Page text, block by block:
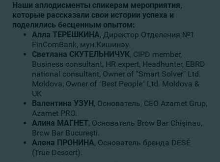
Наши аплодисменты спикерам мероприятия,
которые рассказали свои истории успеха и
поделились бесценным опытом:
Алла ТЕРЕШКИНА, Директор Отделения №1
FinComBank, мун.Кишинэу.
Светлана СКУТЕЛЬНИЧУК, CIPD member,
Business consultant, HR expert, Headhunter, EBRD
national consultant, Owner of "Smart Solver" Ltd.
Moldova, Owner of "Best People" Ltd. Moldova &
UK
Валентина УЗУН, Основатель, CEO Azamet Grup,
Azamet PRO.
Алина МАГНЕТ, Основатель Brow Bar Chişinau,
Brow Bar Bucureşti.
Алена ПРОНИНА, Основатель бренда DESÉ
(True Dessert).